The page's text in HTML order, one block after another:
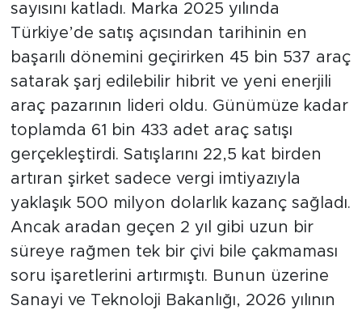
sayısını katladı. Marka 2025 yılında
Türkiye’de satış açısından tarihinin en
başarılı dönemini geçirirken 45 bin 537 araç
satarak şarj edilebilir hibrit ve yeni enerjili
araç pazarının lideri oldu. Günümüze kadar
toplamda 61 bin 433 adet araç satışı
gerçekleştirdi. Satışlarını 22,5 kat birden
artıran şirket sadece vergi imtiyazıyla
yaklaşık 500 milyon dolarlık kazanç sağladı.
Ancak aradan geçen 2 yıl gibi uzun bir
süreye rağmen tek bir çivi bile çakmaması
soru işaretlerini artırmıştı. Bunun üzerine
Sanayi ve Teknoloji Bakanlığı, 2026 yılının